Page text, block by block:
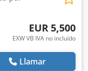
EUR 5,500
EXW VB IVA no incluído
Llamar